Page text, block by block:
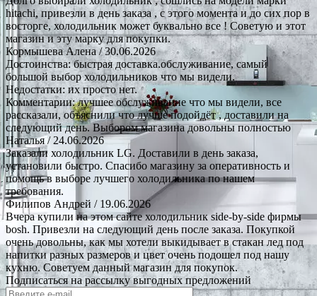
hitachi, привезли в день заказа , с этого момента и до сих пор в
восторге, холодильник может буквально все ! Советую и этот
магазин и эту марку для покупки.
Кормышева Алена/ 30.06.2026
Достоинства: быстрая доставка.обслуживание, самый
большой выбор холодильников что мы видели.
Недостатки: их просто нет.
Комментарии: лучшее обслуживание что мы видели, все
рассказали, объяснили что лучше подойдёт , доставили на
следующий день. Выбором магазина довольны полностью
Наталья / 24.06.2026
Заказали холодильник LG. Доставили в день заказа,
установили быстро. Спасибо магазину за оперативность и
помощь в выборе лучшего холодильника по нашем
требования.
Филипов Андрей / 19.06.2026
Вчера купили на этом сайте холодильник side-by-side фирмы
bosh. Привезли на следующий день после заказа. Покупкой
очень довольны, как мы хотели выкидывает в стакан лед под
напитки разных размеров и цвет очень подошел под нашу
кухню. Советуем данный магазин для покупок.
Подписаться на рассылку выгодных предложений